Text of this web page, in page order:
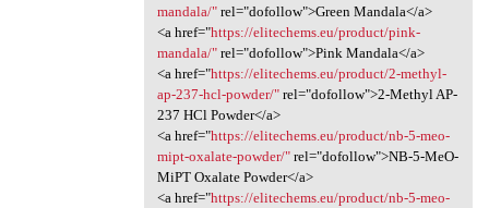
mandala/"rel="dofollow">Green Mandala</a>
<a href="https://elitechems.eu/product/pink-
mandala/"rel="dofollow">Pink Mandala</a>
<a href="https://elitechems.eu/product/2-methyl-
ap-237-hcl-powder/"rel="dofollow">2-Methyl AP-
237 HCl Powder</a>
<a href="https://elitechems.eu/product/nb-5-meo-
mipt-oxalate-powder/"rel="dofollow">NB-5-MeO-
MiPT Oxalate Powder</a>
<a href="https://elitechems.eu/product/nb-5-meo-